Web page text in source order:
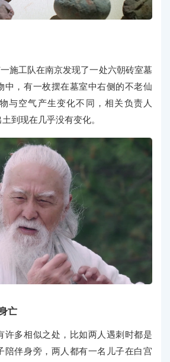
施工队在南京发现了一处六朝砖室墓
中，有一枚摆在墓室中右侧的不老仙
与空气产生变化不同，相关负责人
到现在几乎没有变化。
亡
许多相似之处，比如两人遇刺时都是
陪伴身旁，两人都有一名儿子在白宫